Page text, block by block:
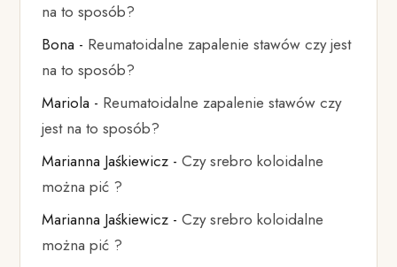
na to sposób?
Bona - Reumatoidalne zapalenie stawów czy jest
na to sposób?
Mariola - Reumatoidalne zapalenie stawów czy
jest na to sposób?
Marianna Jaśkiewicz -Czy srebro koloidalne
można pić ?
Marianna Jaśkiewicz -Czy srebro koloidalne
można pić ?